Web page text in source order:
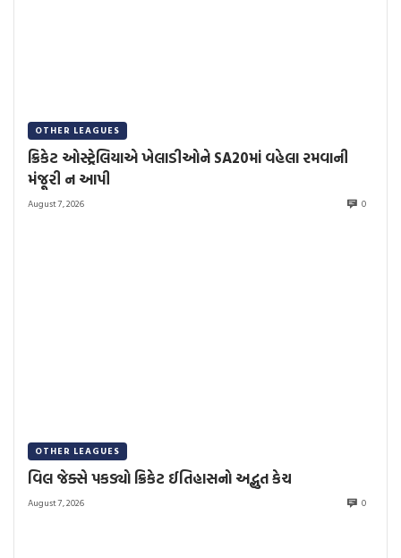
OTHER LEAGUES
ક્રિકેટ ઓસ્ટ્રેલિયાએ ખેલાડીઓને SA20માં વહેલા રમવાની
મંજૂરી ન આપી
August 7, 2026 0
OTHER LEAGUES
વિલ જેક્સે પકડ્યો ક્રિકેટ ઈતિહાસનો અદ્ભુત કેચ
August 7, 2026 0